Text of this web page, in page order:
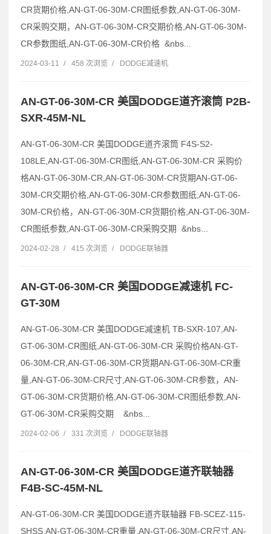
CR货期价格,AN-GT-06-30M-CR图纸参数,AN-GT-06-30M-
CR采购交期，AN-GT-06-30M-CR交期价格,AN-GT-06-30M-
CR参数图纸,AN-GT-06-30M-CR价格 &nbs...
2024-03-11 / 458 次浏览 / DODGE减速机
AN-GT-06-30M-CR 美国DODGE道齐滚筒 P2B-
SXR-45M-NL
AN-GT-06-30M-CR 美国DODGE道齐滚筒 F4S-S2-
108LE,AN-GT-06-30M-CR图纸,AN-GT-06-30M-CR 采购价
格AN-GT-06-30M-CR,AN-GT-06-30M-CR货期AN-GT-06-
30M-CR交期价格,AN-GT-06-30M-CR参数图纸,AN-GT-06-
30M-CR价格，AN-GT-06-30M-CR货期价格,AN-GT-06-30M-
CR图纸参数,AN-GT-06-30M-CR采购交期 &nbs...
2024-02-28 / 415 次浏览 / DODGE联轴器
AN-GT-06-30M-CR 美国DODGE减速机 FC-
GT-30M
AN-GT-06-30M-CR 美国DODGE减速机 TB-SXR-107,AN-
GT-06-30M-CR图纸,AN-GT-06-30M-CR 采购价格AN-GT-
06-30M-CR,AN-GT-06-30M-CR货期AN-GT-06-30M-CR重
量,AN-GT-06-30M-CR尺寸,AN-GT-06-30M-CR参数，AN-
GT-06-30M-CR货期价格,AN-GT-06-30M-CR图纸参数,AN-
GT-06-30M-CR采购交期 &nbs...
2024-02-06 / 331 次浏览 / DODGE联轴器
AN-GT-06-30M-CR 美国DODGE道齐联轴器
F4B-SC-45M-NL
AN-GT-06-30M-CR 美国DODGE道齐联轴器 FB-SCEZ-115-
SHSS,AN-GT-06-30M-CR重量,AN-GT-06-30M-CR尺寸,AN-